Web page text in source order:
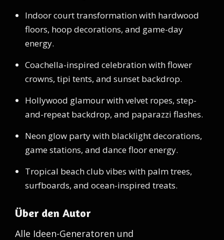
Indoor court transformation with hardwood
floors, hoop decorations, and game-day
energy.
Coachella-inspired celebration with flower
crowns, tipi tents, and sunset backdrop.
Hollywood glamour with velvet ropes, step-
and-repeat backdrop, and paparazzi flashes.
Neon glow party with blacklight decorations,
game stations, and dance floor energy.
Tropical beach club vibes with palm trees,
surfboards, and ocean-inspired treats.
Über den Autor
Alle Ideen-Generatoren und